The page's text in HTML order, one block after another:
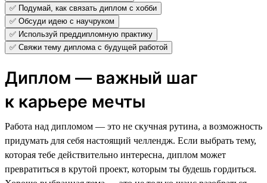
✅ Подумай, как связать диплом с хобби
✅ Обсуди идею с научруком
✅ Используй преддипломную практику
✅ Свяжи тему диплома с будущей работой
Диплом — важный шаг
к карьере мечты
Работа над дипломом — это не скучная рутина, а возможность
придумать для себя настоящий челлендж. Если выбрать тему,
которая тебе действительно интересна, диплом может
превратиться в крутой проект, которым ты будешь гордиться.